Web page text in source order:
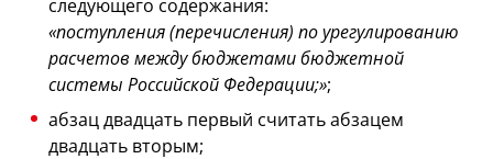
следующего содержания:
«поступления (перечисления) по урегулированию
расчетов между бюджетами бюджетной
системы Российской Федерации;»;
абзац двадцать первый считать абзацем
двадцать вторым;